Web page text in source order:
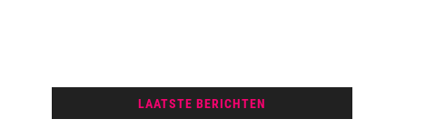
LAATSTE BERICHTEN